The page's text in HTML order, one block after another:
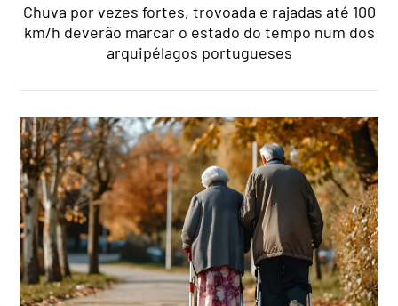
Chuva por vezes fortes, trovoada e rajadas até 100
km/h deverão marcar o estado do tempo num dos
arquipélagos portugueses